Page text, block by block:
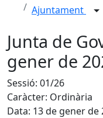
Ajuntament
Junta de
gener de
Sessió: 01/26
Caràcter: Ordinària
Data: 13 de gener de